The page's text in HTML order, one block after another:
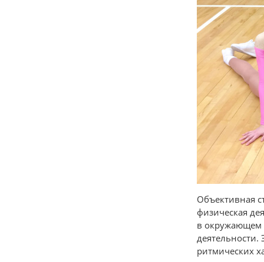
Объективная
физическая
в окружающем
деятельности.
ритмических